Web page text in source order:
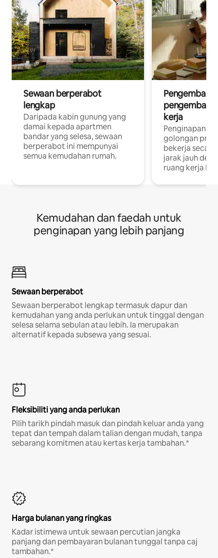
Sewaan berperabot
lengkap
Daripada kabin gunung yang
damai kepada apartmen
bandar yang selesa, sewaan
berperabot ini mempunyai
semua kemudahan rumah.
Pengembara
pengembara
kerja
Penginapan
golongan
bekerja
jarak jauh
ruang kerja
Kemudahan dan faedah untuk
penginapan yang lebih panjang
Sewaan berperabot
Sewaan berperabot lengkap termasuk dapur dan
kemudahan yang anda perlukan untuk tinggal dengan
selesa selama sebulan atau lebih. Ia merupakan
alternatif kepada subsewa yang sesuai.
Fleksibiliti yang anda perlukan
Pilih tarikh pindah masuk dan pindah keluar anda yang
tepat dan tempah dalam talian dengan mudah, tanpa
sebarang komitmen atau kertas kerja tambahan.*
Harga bulanan yang ringkas
Kadar istimewa untuk sewaan percutian jangka
panjang dan pembayaran bulanan tunggal tanpa caj
tambahan.*